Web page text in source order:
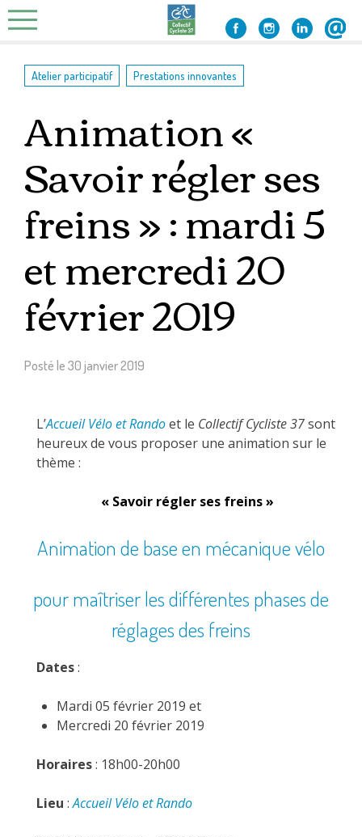
Skip
to
Atelier participatif Prestations innovantes
Animation «
Savoir régler ses
freins » : mardi 5
et mercredi 20
février 2019
Posté le 30 janvier 2019
L’Accueil Vélo et Randoet le Collectif Cycliste 37sont
heureux de vous proposer une animation sur le
thème :
« Savoir régler ses freins »
Animation de base en mécanique vélo
pour maîtriser les différentes phases de
réglages des freins
Dates:
Mardi 05 février 2019 et
Mercredi 20 février 2019
Horaires: 18h00-20h00
Lieu :Accueil Vélo et Rando